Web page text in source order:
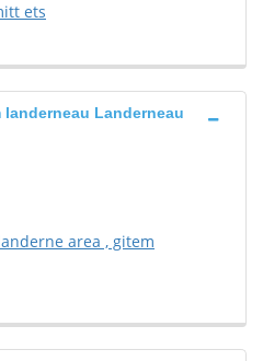
ets
landerneau Landerneau
area , gitem